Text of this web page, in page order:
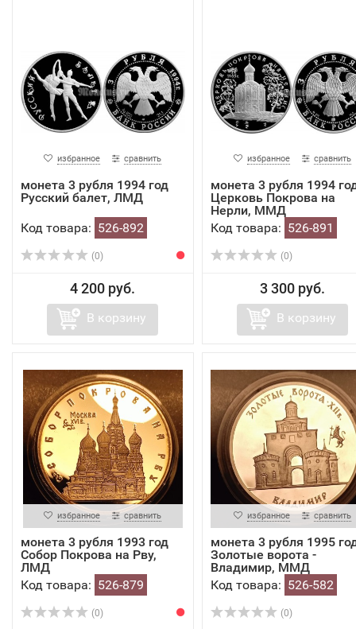
избранное сравнить
монета 3 рубля 1994 год
Русский балет, ЛМД
Код товара: 526-892
(0)
4 200 руб.
В корзину
избранное сравнить
монета 3 рубля 1994
Церковь Покрова на
Нерли, ММД
Код товара: 526-891
(0)
3 300 руб.
В корзину
избранное сравнить
монета 3 рубля 1993 год
Собор Покрова на Рву,
ЛМД
Код товара: 526-879
(0)
избранное сравнить
монета 3 рубля 1995
Золотые ворота -
Владимир, ММД
Код товара: 526-582
(0)